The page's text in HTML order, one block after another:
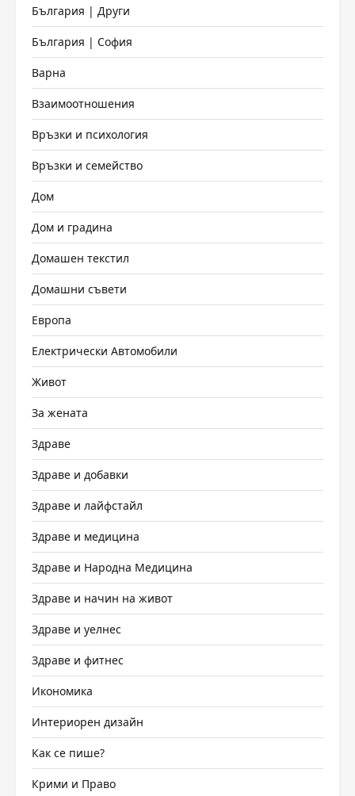
България | Други
България | София
Варна
Взаимоотношения
Връзки и психология
Връзки и семейство
Дом
Дом и градина
Домашен текстил
Домашни съвети
Европа
Електрически Автомобили
Живот
За жената
Здраве
Здраве и добавки
Здраве и лайфстайл
Здраве и медицина
Здраве и Народна Медицина
Здраве и начин на живот
Здраве и уелнес
Здраве и фитнес
Икономика
Интериорен дизайн
Как се пише?
Крими и Право